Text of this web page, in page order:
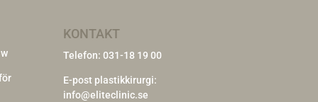
KONTAKT
Telefon:031-18 19 00
E-post plastikkirurgi:
info@eliteclinic.se